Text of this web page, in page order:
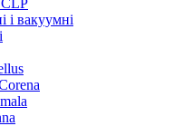
CLP
і вакуумні